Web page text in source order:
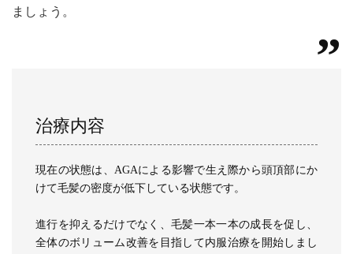
ましょう。
治療内容
現在の状態は、AGAによる影響で生え際から頭頂部にか
けて毛髪の密度が低下している状態です。
進行を抑えるだけでなく、毛髪一本一本の成長を促し、
全体のボリューム改善を目指して内服治療を開始しまし